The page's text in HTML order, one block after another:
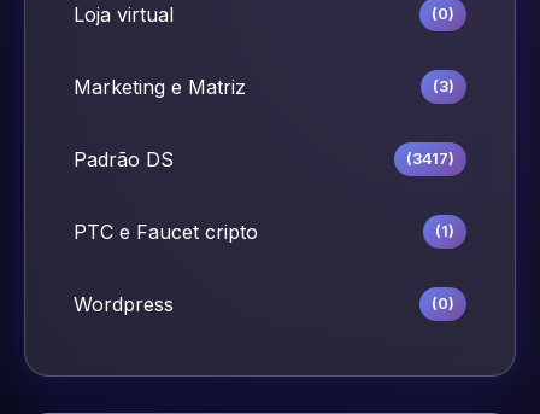
Loja virtual (0)
Marketing e Matriz (3)
Padrão DS (3417)
PTC e Faucet cripto (1)
Wordpress (0)